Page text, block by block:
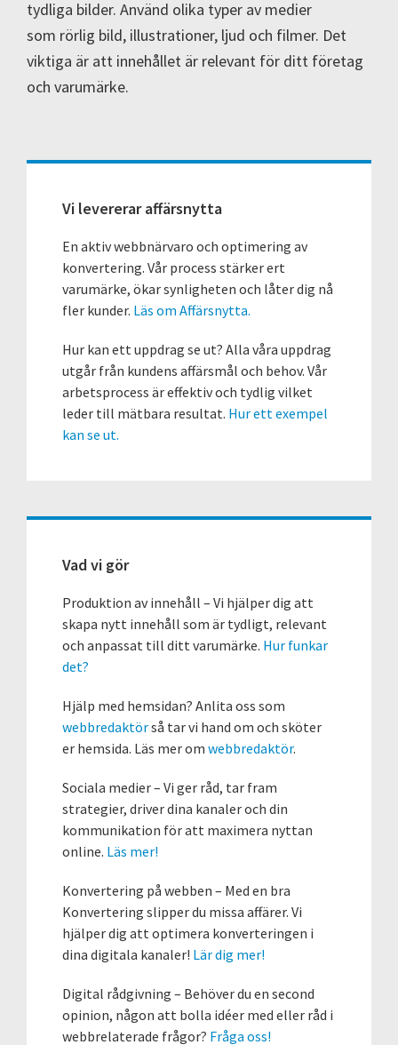
tydliga bilder. Använd olika typer av medier
som rörlig bild, illustrationer, ljud och filmer. Det
viktiga är att innehållet är relevant för ditt företag
och varumärke.
Primärt
sidofält
Vi levererar affärsnytta
En aktiv webbnärvaro och optimering av
konvertering. Vår process stärker ert
varumärke, ökar synligheten och låter dig nå
fler kunder. Läs om Affärsnytta.
Hur kan ett uppdrag se ut? Alla våra uppdrag
utgår från kundens affärsmål och behov. Vår
arbetsprocess är effektiv och tydlig vilket
leder till mätbara resultat. Hur ett exempel
kan se ut.
Vad vi gör
Produktion av innehåll – Vi hjälper dig att
skapa nytt innehåll som är tydligt, relevant
och anpassat till ditt varumärke. Hur funkar
det?
Hjälp med hemsidan? Anlita oss som
webbredaktörså tar vi hand om och sköter
er hemsida. Läs mer om webbredaktör.
Sociala medier – Vi ger råd, tar fram
strategier, driver dina kanaler och din
kommunikation för att maximera nyttan
online. Läs mer!
Konvertering på webben – Med en bra
Konvertering slipper du missa affärer. Vi
hjälper dig att optimera konverteringen i
dina digitala kanaler! Lär dig mer!
Digital rådgivning – Behöver du en second
opinion, någon att bolla idéer med eller råd i
webbrelaterade frågor? Fråga oss!